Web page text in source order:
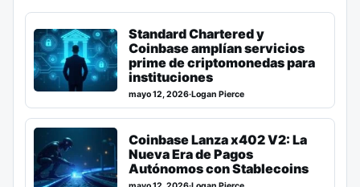
Standard Chartered y
Coinbase amplían servicios
prime de criptomonedas para
instituciones
mayo 12, 2026·Logan Pierce
Coinbase Lanza x402 V2: La
Nueva Era de Pagos
Autónomos con Stablecoins